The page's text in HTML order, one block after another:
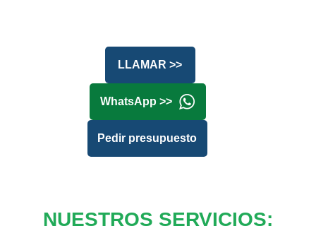
LLAMAR >>
WhatsApp >>
Pedir presupuesto
NUESTROS SERVICIOS: